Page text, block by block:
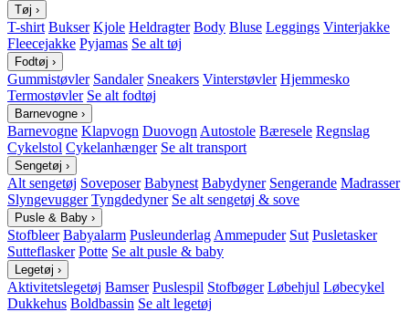
Tøj ›
T-shirt Bukser Kjole Heldragter Body Bluse Leggings Vinterjakke
Fleecejakke Pyjamas Se alt tøj
Fodtøj ›
Gummistøvler Sandaler Sneakers Vinterstøvler Hjemmesko
Termostøvler Se alt fodtøj
Barnevogne ›
Barnevogne Klapvogn Duovogn Autostole Bæresele Regnslag
Cykelstol Cykelanhænger Se alt transport
Sengetøj ›
Alt sengetøj Soveposer Babynest Babydyner Sengerande Madrasser
Slyngevugger Tyngdedyner Se alt sengetøj & sove
Pusle & Baby ›
Stofbleer Babyalarm Pusleunderlag Ammepuder Sut Pusletasker
Sutteflasker Potte Se alt pusle & baby
Legetøj ›
Aktivitetslegetøj Bamser Puslespil Stofbøger Løbehjul Løbecykel
Dukkehus Boldbassin Se alt legetøj